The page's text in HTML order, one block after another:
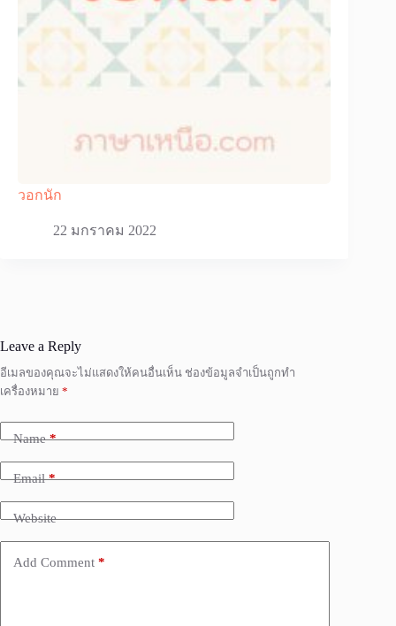
วอกนัก
22 มกราคม 2022
Leave a Reply
อีเมลของคุณจะไม่แสดงให้คนอื่นเห็น ช่องข้อมูลจำเป็นถูกทำ
เครื่องหมาย *
Name*
Email*
Website
Add Comment *